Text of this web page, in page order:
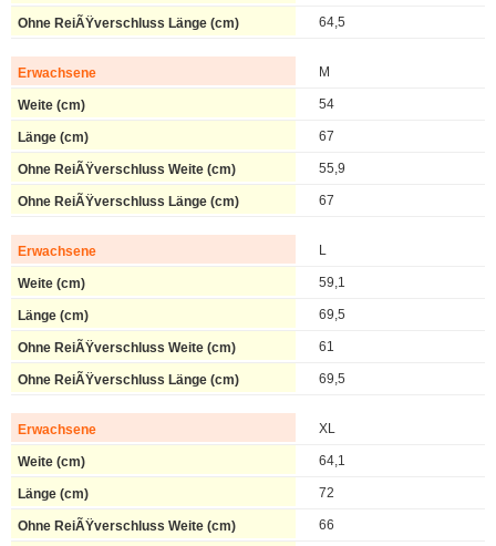
64,5
M
54
67
55,9
67
L
59,1
69,5
61
69,5
XL
64,1
72
66